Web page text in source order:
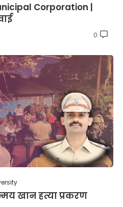
Corporation |
0
खान हत्या प्रकरण